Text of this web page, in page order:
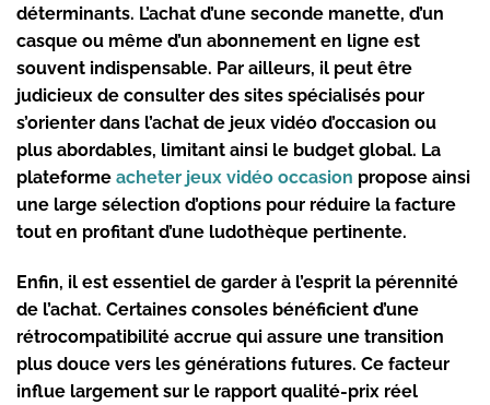
déterminants. L’achat d’une seconde manette, d’un
casque ou même d’un abonnement en ligne est
souvent indispensable. Par ailleurs, il peut être
judicieux de consulter des sites spécialisés pour
s’orienter dans l’achat de jeux vidéo d’occasion ou
plus abordables, limitant ainsi le budget global. La
plateforme acheter jeux vidéo occasion propose ainsi
une large sélection d’options pour réduire la facture
tout en profitant d’une ludothèque pertinente.
Enfin, il est essentiel de garder à l’esprit la pérennité
de l’achat. Certaines consoles bénéficient d’une
rétrocompatibilité accrue qui assure une transition
plus douce vers les générations futures. Ce facteur
influe largement sur le rapport qualité-prix réel